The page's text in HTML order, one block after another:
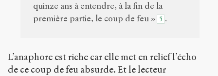
quinze ans à entendre, à la fin de la
première partie, le coup de feu » 5 .
L’anaphore est riche car elle met en relief l’écho
de ce coup de feu absurde. Et le lecteur